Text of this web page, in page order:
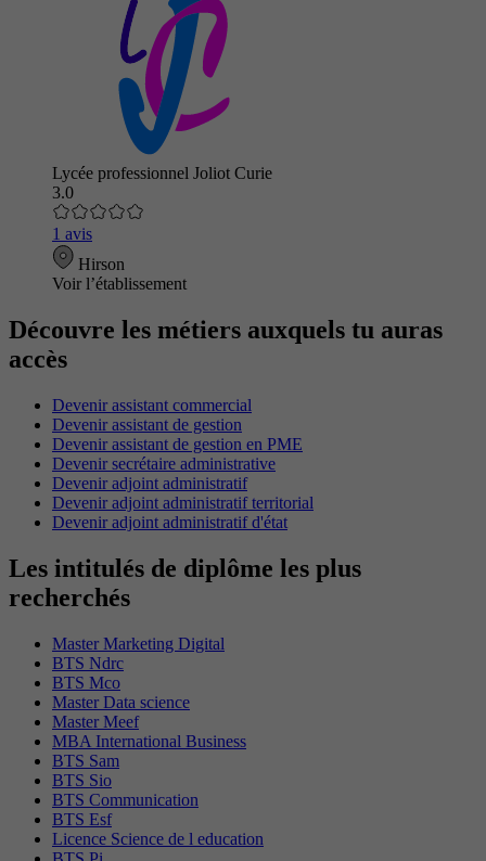
Lycée professionnel Joliot Curie
3.0
1 avis
Hirson
Voir l’établissement
Découvre les métiers auxquels tu auras
accès
Devenir assistant commercial
Devenir assistant de gestion
Devenir assistant de gestion en PME
Devenir secrétaire administrative
Devenir adjoint administratif
Devenir adjoint administratif territorial
Devenir adjoint administratif d'état
Les intitulés de diplôme les plus
recherchés
Master Marketing Digital
BTS Ndrc
BTS Mco
Master Data science
Master Meef
MBA International Business
BTS Sam
BTS Sio
BTS Communication
BTS Esf
Licence Science de l education